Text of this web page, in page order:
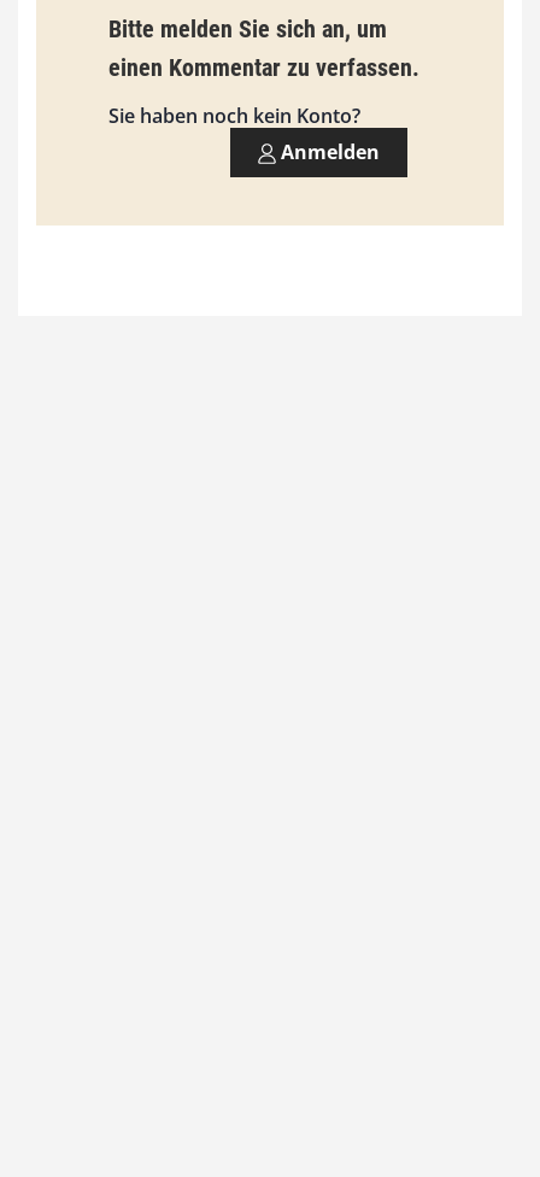
i
s
9
0
Bitte melden Sie sich an, um
einen Kommentar zu verfassen.
Sie haben noch kein Konto?
Anmelden